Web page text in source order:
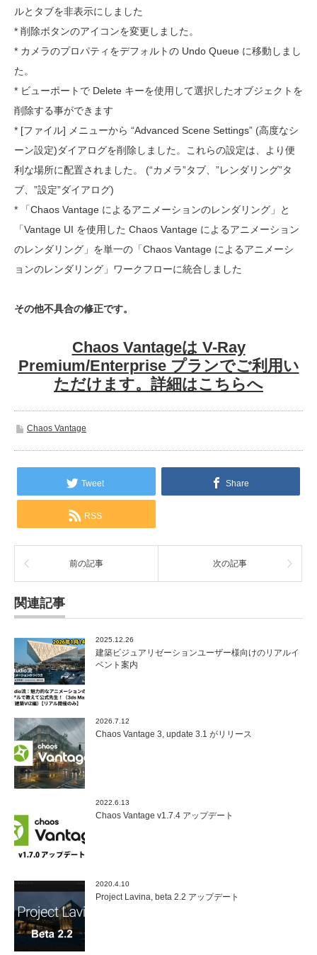
ルとタブを非表示にしました
* 削除ボタンのアイコンを変更しました。
* カメラのプロパティをデフォルトの Undo Queue に移動しまし
た。
* ビューポートで Delete キーを使用して選択したオブジェクトを
削除する事ができます
* [ファイル] メニューから “Advanced Scene Settings” (高度なシ
ーン設定)ダイアログを削除しました。これらの設定は、より便
利な場所に配置されました。 (“カメラ”タブ、”レンダリング”タ
ブ、”設定”ダイアログ)
* 「Chaos Vantage によるアニメーションのレンダリング」と
「Vantage UI を使用した Chaos Vantage によるアニメーション
のレンダリング」を単一の「Chaos Vantage によるアニメーシ
ョンのレンダリング」ワークフローに統合しました
その他不具合の修正です。
Chaos Vantageは V-Ray
Premium/Enterprise プランでご利用い
ただけます。詳細はこちらへ
Chaos Vantage
Tweet Share
RSS
前の記事 次の記事
関連記事
2025.12.26
建築ビジュアリゼーションユーザー様向けのリアルイ
ベント案内
2026.7.12
Chaos Vantage 3, update 3.1 がリリース
2022.6.13
Chaos Vantage v1.7.4 アップデート
2020.4.10
Project Lavina, beta 2.2 アップデート